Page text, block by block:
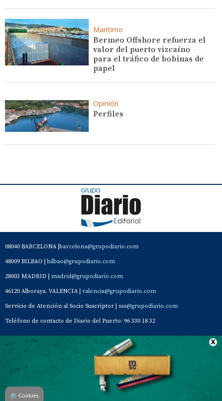
Marítimo
Bermeo Offshore refuerza el
valor del puerto vizcaíno
para el tráfico de bobinas de
papel
Opinión
Perfiles
08040 BARCELONA | barcelona@grupodiario.com
48009 BILBAO | bilbao@grupodiario.com
28003 MADRID | madrid@grupodiario.com
46120 Alboraya. VALENCIA | valencia@grupodiario.com
Servicio de Atención al Socio Suscriptor | sas@grupodiario.com
Teléfono de contacto de Diario del Puerto: 96 330 18 32
Contacto Aviso Legal Quiénes somos Política de privacidad
⚙ Cookies